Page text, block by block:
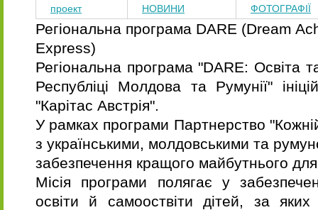
проект НОВИНИ ФОТОГРАФІЇ
Регіональна програма DARE (Dream
Express)
Регіональна програма "DARE: Освіта та
Республіці Молдова та Румунії"
"Карітас Австрія".
У рамках програми Партнерство
з українськими, молдовськими та
забезпечення кращого майбутнього для
Місія програми полягає у
освіти й самооствіти дітей, за